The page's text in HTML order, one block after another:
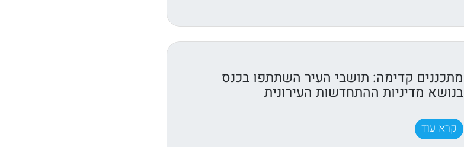
מתכננים קדימה: תושבי העיר השתתפו בכנס
בנושא מדיניות ההתחדשות העירונית
קרא עוד